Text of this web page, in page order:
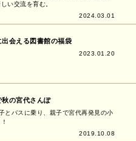
い交流を育む。
2024.03.01
出会える図書館の福袋
2023.01.20
秋の宮代さんぽ
とバスに乗り、親子で宮代再発見の小
2019.10.08